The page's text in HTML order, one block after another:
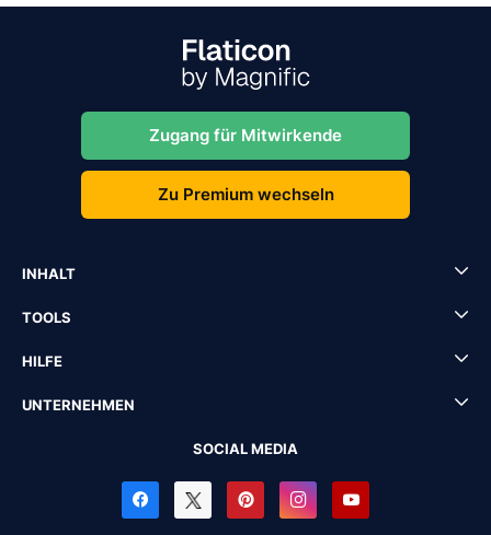
Zugang für Mitwirkende
Zu Premium wechseln
INHALT
TOOLS
HILFE
UNTERNEHMEN
SOCIAL MEDIA